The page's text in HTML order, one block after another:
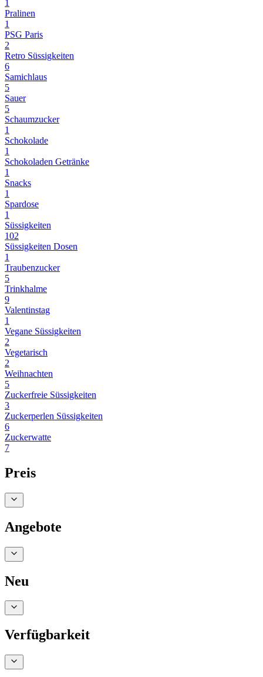
1
Pralinen
1
PSG Paris
2
Retro Süssigkeiten
6
Samichlaus
5
Sauer
5
Schaumzucker
1
Schokolade
1
Schokoladen Getränke
1
Snacks
1
Spardose
1
Süssigkeiten
102
Süssigkeiten Dosen
1
Traubenzucker
5
Trinkhalme
9
Valentinstag
1
Vegane Süssigkeiten
2
Vegetarisch
2
Weihnachten
5
Zuckerfreie Süssigkeiten
3
Zuckerperlen Süssigkeiten
6
Zuckerwatte
7
Preis
Angebote
Neu
Verfügbarkeit